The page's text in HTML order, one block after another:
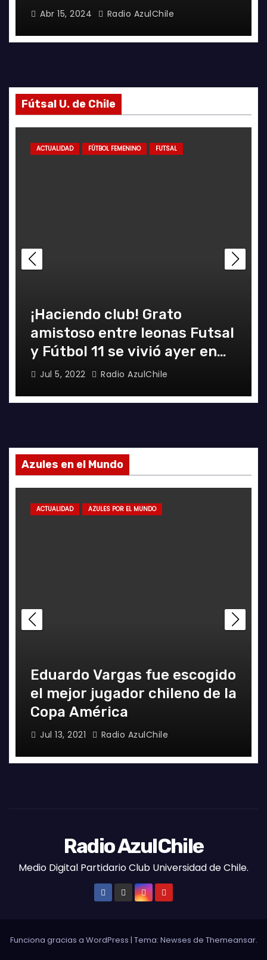
Abr 15, 2024 Radio AzulChile
Fútsal U. de Chile
ACTUALIDAD FÚTBOL FEMENINO FUTSAL
¡Haciendo club! Grato
amistoso entre leonas Futsal
y Fútbol 11 se vivió ayer en
La Florida
Jul 5, 2022 Radio AzulChile
Azules en el Mundo
ACTUALIDAD AZULES POR EL MUNDO
Eduardo Vargas fue escogido
el mejor jugador chileno de la
Copa América
Jul 13, 2021 Radio AzulChile
Radio AzulChile
Medio Digital Partidario Club Universidad de Chile.
Funciona gracias a WordPress | Tema: Newses de Themeansar.